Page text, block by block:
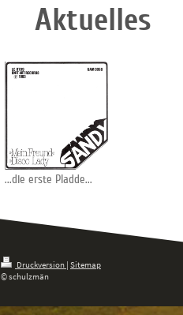
Aktuelles
...die erste Pladde...
Druckversion | Sitemap
© schulzmän